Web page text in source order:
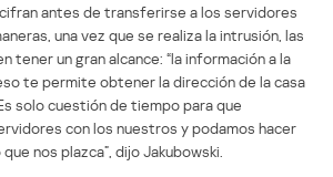
antes de transferirse a los servidores
una vez que se realiza la intrusión, las
tener un gran alcance: “la información a la
te permite obtener la dirección de la casa
solo cuestión de tiempo para que
con los nuestros y podamos hacer
nos plazca”, dijo Jakubowski.